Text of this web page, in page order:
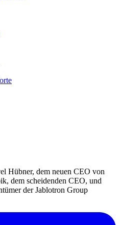
Hübner, dem neuen CEO von
dem scheidenden CEO, und
der Jablotron Group